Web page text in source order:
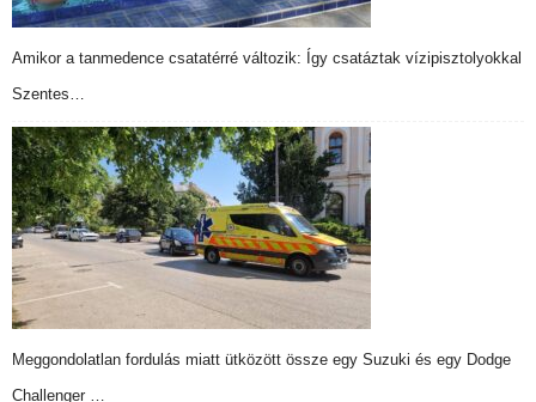
Amikor a tanmedence csatatérré változik: Így csatáztak vízipisztolyokkal
Szentes…
Meggondolatlan fordulás miatt ütközött össze egy Suzuki és egy Dodge
Challenger …